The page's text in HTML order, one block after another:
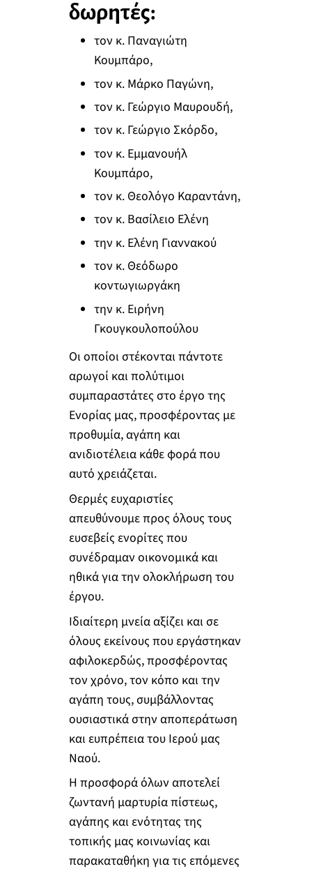
δωρητές:
τον κ. Παναγιώτη
Κουμπάρο,
τον κ. Μάρκο Παγώνη,
τον κ. Γεώργιο Μαυρουδή,
τον κ. Γεώργιο Σκόρδο,
τον κ. Εμμανουήλ
Κουμπάρο,
τον κ. Θεολόγο Καραντάνη,
τον κ. Βασίλειο Ελένη
την κ. Ελένη Γιαννακού
τον κ. Θεόδωρο
κοντωγιωργάκη
την κ. Ειρήνη
Γκουγκουλοπούλου
Οι οποίοι στέκονται πάντοτε
αρωγοί και πολύτιμοι
συμπαραστάτες στο έργο της
Ενορίας μας, προσφέροντας με
προθυμία, αγάπη και
ανιδιοτέλεια κάθε φορά που
αυτό χρειάζεται.
Θερμές ευχαριστίες
απευθύνουμε προς όλους τους
ευσεβείς ενορίτες που
συνέδραμαν οικονομικά και
ηθικά για την ολοκλήρωση του
έργου.
Ιδιαίτερη μνεία αξίζει και σε
όλους εκείνους που εργάστηκαν
αφιλοκερδώς, προσφέροντας
τον χρόνο, τον κόπο και την
αγάπη τους, συμβάλλοντας
ουσιαστικά στην αποπεράτωση
και ευπρέπεια του Ιερού μας
Ναού.
Η προσφορά όλων αποτελεί
ζωντανή μαρτυρία πίστεως,
αγάπης και ενότητας της
τοπικής μας κοινωνίας και
παρακαταθήκη για τις επόμενες